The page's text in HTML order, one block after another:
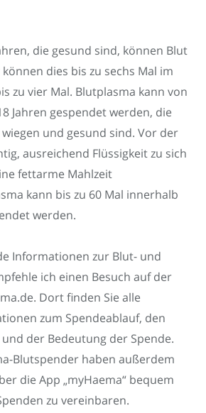
die gesund sind, können Blut
dies bis zu sechs Mal im
zu vier Mal. Blutplasma kann von
Jahren gespendet werden, die
und gesund sind. Vor der
ausreichend Flüssigkeit zu sich
fettarme Mahlzeit
kann bis zu 60 Mal innerhalb
werden.
Informationen zur Blut- und
ich einen Besuch auf der
Dort finden Sie alle
zum Spendeablauf, den
der Bedeutung der Spende.
Blutspender haben außerdem
die App „myHaema“ bequem
zu vereinbaren.